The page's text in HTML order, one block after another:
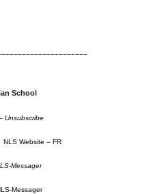
School
Unsubscribe
NLS Website – FR
Messager
Messager